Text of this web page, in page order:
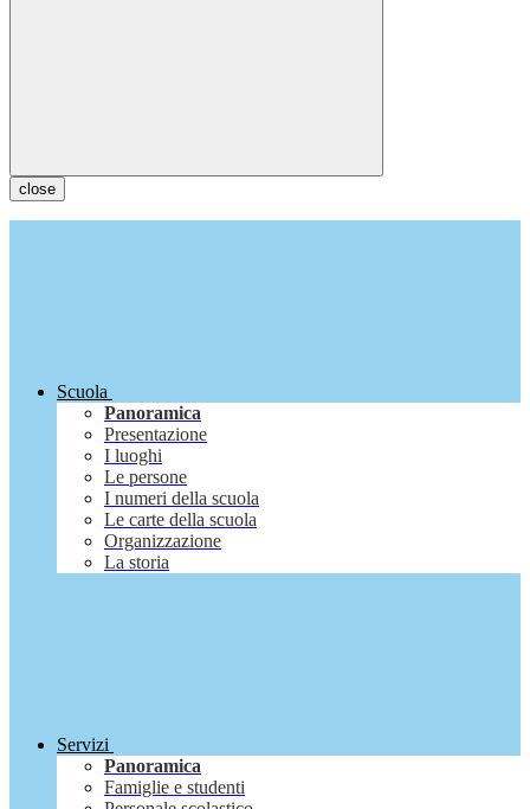
close
Scuola
Panoramica
Presentazione
I luoghi
Le persone
I numeri della scuola
Le carte della scuola
Organizzazione
La storia
Servizi
Panoramica
Famiglie e studenti